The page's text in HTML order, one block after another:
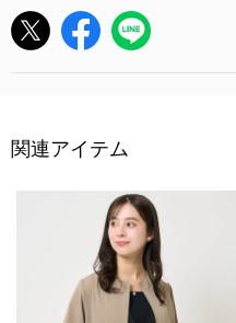
関連アイテム